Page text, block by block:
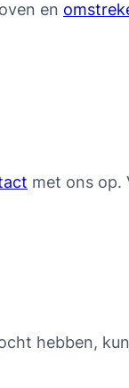
en
met ons op.
hebben,